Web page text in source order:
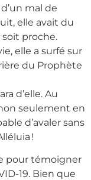
mal de
elle avait du
proche.
elle a surfé sur
du Prophète
d’elle. Au
seulement en
d’avaler sans
!
pour témoigner
19. Bien que